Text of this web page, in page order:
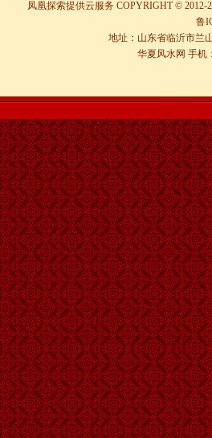
凤凰探索提供云服务 COPYRIGHT © 2012-
鲁
地址：山东省临沂市兰
华夏风水网 手机